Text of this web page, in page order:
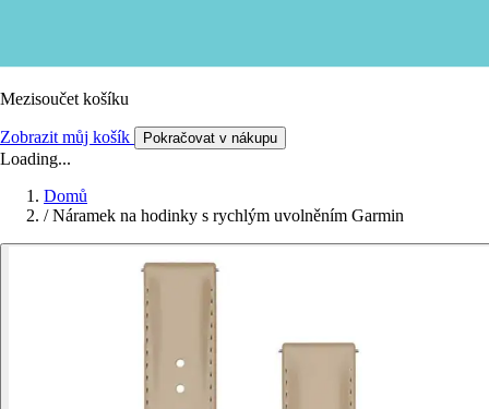
Mezisoučet košíku
Zobrazit můj košík Pokračovat v nákupu
Loading...
Domů
/ Náramek na hodinky s rychlým uvolněním Garmin